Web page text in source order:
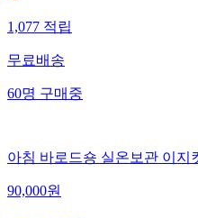
1,077적립
무료배송
60명구매중
아침 바로드숑 실온보관 이지
90,000원